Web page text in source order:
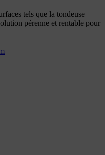
tels que la tondeuse
pérenne et rentable pour